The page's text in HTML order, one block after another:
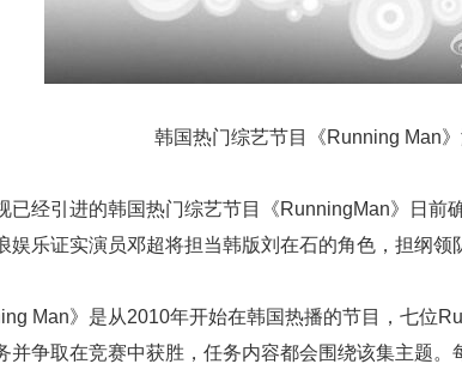
韩国热门综艺节目《Running Man》
已经引进的韩国热门综艺节目《RunningMan》日前
娱乐证实演员邓超将担当韩版刘在石的角色，担纲领
Man》是从2010年开始在韩国热播的节目，七位
并争取在竞赛中获胜，任务内容都会围绕该集主题。